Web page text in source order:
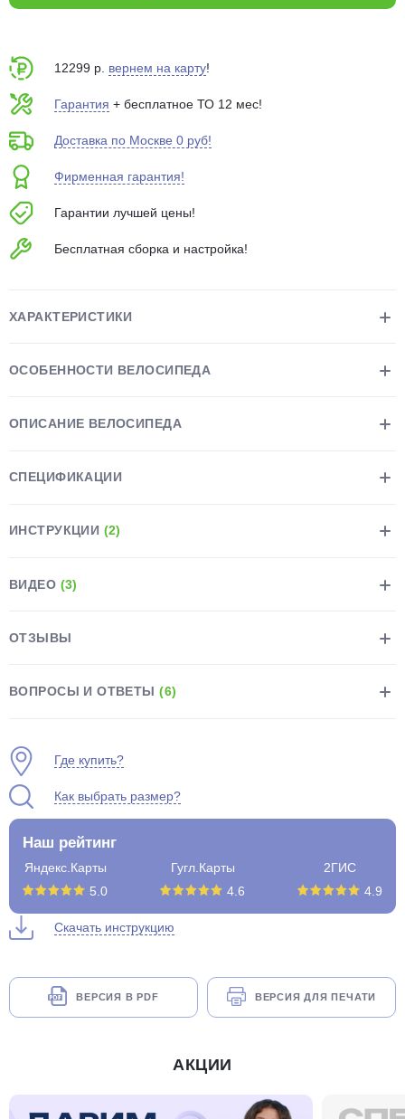
12299 р. вернем на карту!
Гарантия + бесплатное ТО 12 мес!
Доставка по Москве 0 руб!
Фирменная гарантия!
Гарантии лучшей цены!
Бесплатная сборка и настройка!
ХАРАКТЕРИСТИКИ
ОСОБЕННОСТИ ВЕЛОСИПЕДА
ОПИСАНИЕ ВЕЛОСИПЕДА
СПЕЦИФИКАЦИИ
ИНСТРУКЦИИ (2)
ВИДЕО (3)
ОТЗЫВЫ
ВОПРОСЫ И ОТВЕТЫ(6)
Где купить?
Как выбрать размер?
Наш рейтинг
Яндекс.Карты
5.0
Гугл.Карты
4.6
2ГИС
4.9
Скачать инструкцию
ВЕРСИЯ В PDF ВЕРСИЯ ДЛЯ ПЕЧАТИ
АКЦИИ
Оставшиеся75% будут
Подробнее
Остались вопросы?